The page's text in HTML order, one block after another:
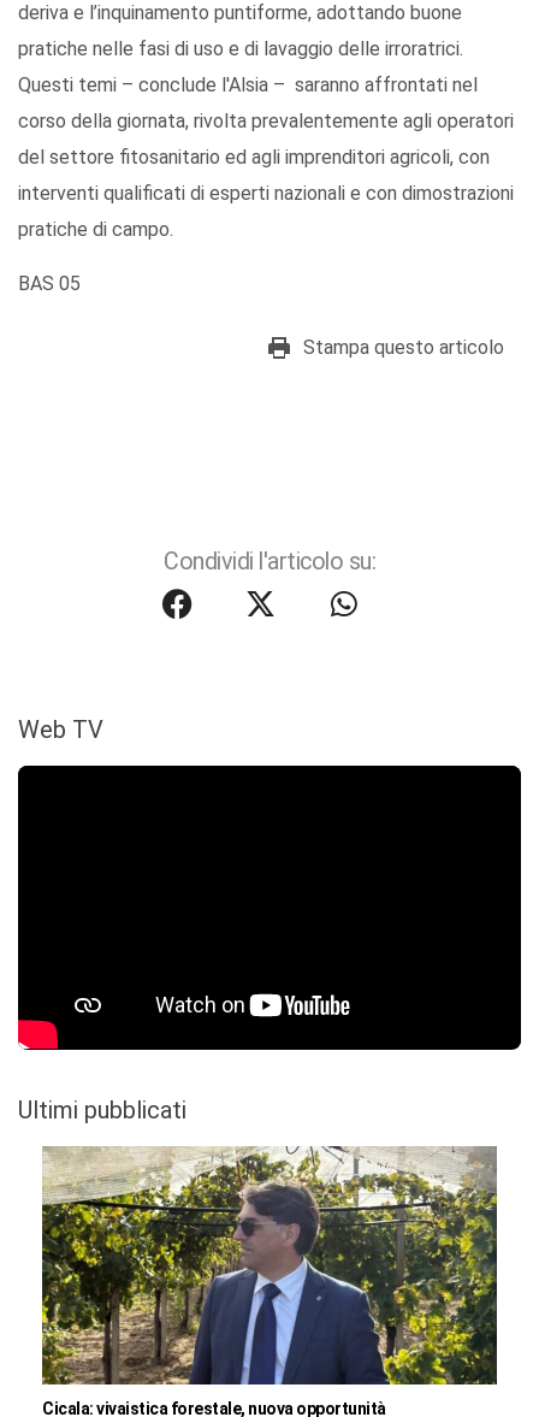
deriva e l’inquinamento puntiforme, adottando buone
pratiche nelle fasi di uso e di lavaggio delle irroratrici.
Questi temi – conclude l'Alsia – saranno affrontati nel
corso della giornata, rivolta prevalentemente agli operatori
del settore fitosanitario ed agli imprenditori agricoli, con
interventi qualificati di esperti nazionali e con dimostrazioni
pratiche di campo.
BAS 05
Stampa questo articolo
Condividi l'articolo su:
Web TV
Ultimi pubblicati
Cicala: vivaistica forestale, nuova opportunità